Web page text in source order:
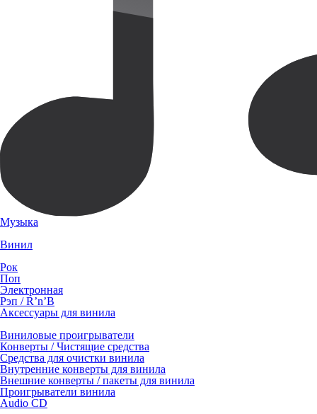
Музыка
Винил
Рок
Поп
Электронная
Рэп / R’n’B
Аксессуары для винила
Виниловые проигрыватели
Конверты / Чистящие средства
Средства для очистки винила
Внутренние конверты для винила
Внешние конверты / пакеты для винила
Проигрыватели винила
Audio CD